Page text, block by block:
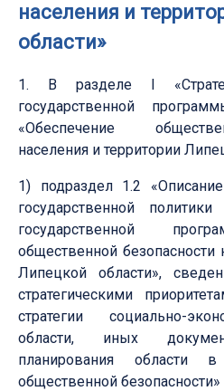
населения и
области»
1. В разделе I
государственной
«Обеспечение
населения и территории
1) подраздел 1.2
государственной
государственной
общественной безопасности
Липецкой области»,
стратегическими
стратегии социально-
области, иных
планирования области
общественной